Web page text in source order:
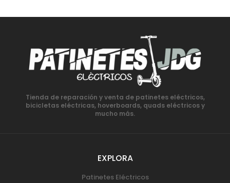
Tienda de reparación y venta de patinetes eléctricos,
bicicletas eléctricas, hoverboards, quads eléctricos y
mucho más.
EXPLORA
Patinetes Eléctricos